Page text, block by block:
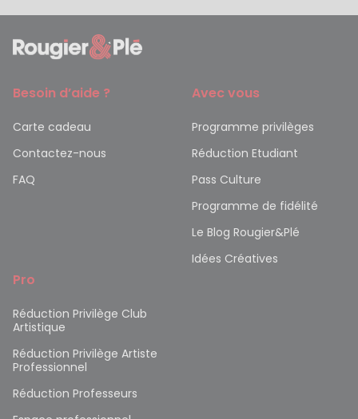
Besoin d’aide ?
Carte cadeau
Contactez-nous
FAQ
Avec vous
Programme privilèges
Réduction Etudiant
Pass Culture
Programme de fidélité
Le Blog Rougier&Plé
Idées Créatives
Pro
Réduction Privilège Club
Artistique
Réduction Privilège Artiste
Professionnel
Réduction Professeurs